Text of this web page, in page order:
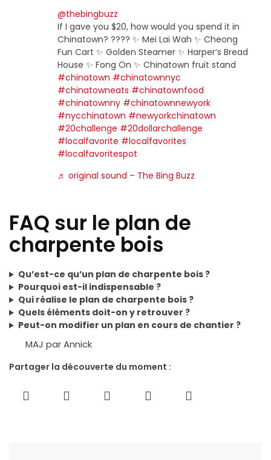
@thebingbuzz
If I gave you $20, how would you spend it in
Chinatown? ???? ✨ Mei Lai Wah ✨ Cheong
Fun Cart ✨ Golden Steamer ✨ Harper’s Bread
House ✨ Fong On ✨ Chinatown fruit stand
#chinatown #chinatownnyc
#chinatowneats #chinatownfood
#chinatownny #chinatownnewyork
#nycchinatown #newyorkchinatown
#20challenge #20dollarchallenge
#localfavorite #localfavorites
#localfavoritespot
♬ original sound – The Bing Buzz
FAQ sur le plan de
charpente bois
Qu’est-ce qu’un plan de charpente bois ?
Pourquoi est-il indispensable ?
Qui réalise le plan de charpente bois ?
Quels éléments doit-on y retrouver ?
Peut-on modifier un plan en cours de chantier ?
MAJ par Annick
Partager la découverte du moment :